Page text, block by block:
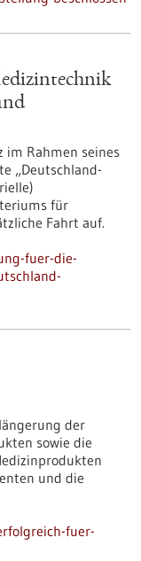
im Rahmen seines
„Deutschland-
für
Fahrt auf.
fuer-die-
der
sowie die
und die
fuer-